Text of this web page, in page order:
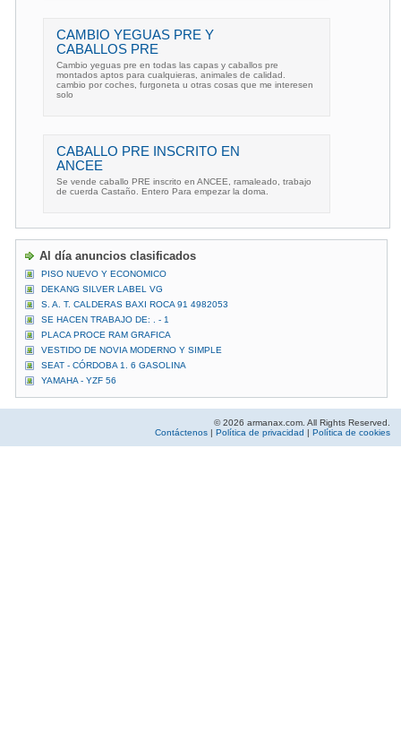
CAMBIO YEGUAS PRE Y
CABALLOS PRE
Cambio yeguas pre en todas las capas y caballos pre
montados aptos para cualquieras, animales de calidad.
cambio por coches, furgoneta u otras cosas que me interesen
solo
CABALLO PRE INSCRITO EN
ANCEE
Se vende caballo PRE inscrito en ANCEE, ramaleado, trabajo
de cuerda Castaño. Entero Para empezar la doma.
Al día anuncios clasificados
PISO NUEVO Y ECONOMICO
DEKANG SILVER LABEL VG
S. A. T. CALDERAS BAXI ROCA 91 4982053
SE HACEN TRABAJO DE: . - 1
PLACA PROCE RAM GRAFICA
VESTIDO DE NOVIA MODERNO Y SIMPLE
SEAT - CÓRDOBA 1. 6 GASOLINA
YAMAHA - YZF 56
© 2026 armanax.com. All Rights Reserved.
Contáctenos | Política de privacidad | Política de cookies